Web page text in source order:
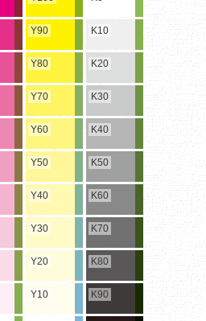
Y90
Y80
Y70
Y60
Y50
Y40
Y30
Y20
Y10
K10
K20
K30
K40
K50
K60
K70
K80
K90